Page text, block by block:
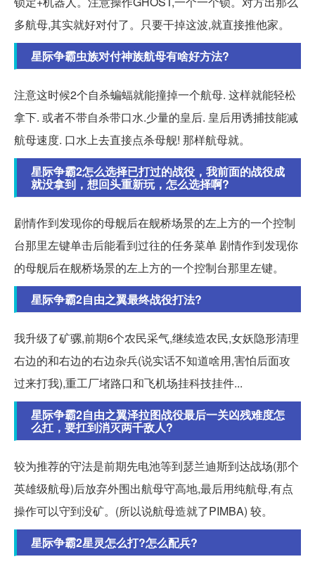
多航母,其实就好对付了。只要干掉这波,就直接推他家。
星际争霸虫族对付神族航母有啥好方法?
注意这时候2个自杀蝙蝠就能撞掉一个航母. 这样就能轻松
拿下. 或者不带自杀带口水.少量的皇后. 皇后用诱捕技能减
航母速度. 口水上去直接点杀母舰! 那样航母就。
星际争霸2怎么选择已打过的战役，我前面的战役成
就没拿到，想回头重新玩，怎么选择啊?
剧情作到发现你的母舰后在舰桥场景的左上方的一个控制
台那里左键单击后能看到过往的任务菜单 剧情作到发现你
的母舰后在舰桥场景的左上方的一个控制台那里左键。
星际争霸2自由之翼最终战役打法?
我升级了矿骡,前期6个农民采气,继续造农民,女妖隐形清理
右边的和右边的右边杂兵(说实话不知道啥用,害怕后面攻
过来打我),重工厂堵路口和飞机场挂科技挂件...
星际争霸2自由之翼泽拉图战役最后一关凶残难度怎
么扛，要扛到消灭两千敌人?
较为推荐的守法是前期先电池等到瑟兰迪斯到达战场(那个
英雄级航母)后放弃外围出航母守高地,最后用纯航母,有点
操作可以守到没矿。(所以说航母造就了PIMBA) 较。
星际争霸2星灵怎么打?怎么配兵?